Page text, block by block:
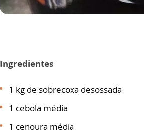
Ingredientes
1 kg de sobrecoxa desossada
1 cebola média
1 cenoura média